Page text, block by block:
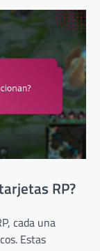
RP?
cada una
Estas